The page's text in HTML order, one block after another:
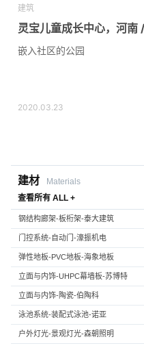
建筑
灵宝儿童成长中心，河
嵌入社区的公园
2020.03.23
建材
Materials
查看所有 ALL +
钢结构廊架-板桁架-泰大建筑
门控系统-自动门-濠振机电
弹性地板-PVC地板-海象地板
立面与内饰-UHPC幕墙板-苏博特
立面与内饰-陶瓷-伯陶科
泳池系统-装配式泳池-诺亚
户外灯光-景观灯光-森朝照明